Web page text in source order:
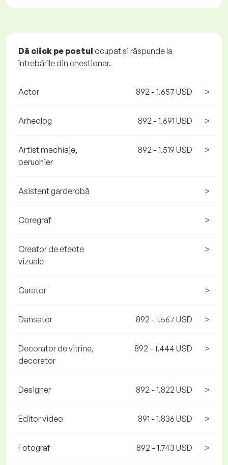
Dă click pe postul ocupat și răspunde la
întrebările din chestionar.
Actor 892 - 1.657 USD >
Arheolog 892 - 1.691 USD >
Artist machiaje,
peruchier
892 - 1.519 USD >
Asistent garderobă >
Coregraf >
Creator de efecte
vizuale
>
Curator >
Dansator 892 - 1.567 USD >
Decorator de vitrine,
decorator
892 - 1.444 USD >
Designer 892 - 1.822 USD >
Editor video 891 - 1.836 USD >
Fotograf 892 - 1.743 USD >